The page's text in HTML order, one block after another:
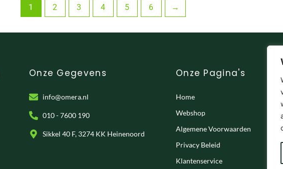
1 2 3 4 5 6 →
Onze Gegevens
info@omera.nl
010 - 7600 190
Sikkel 40 F, 3274 KK Heinenoord
Onze Pagina's
Home
Webshop
Algemene Voorwaarden
Privacy Beleid
Klantenservice